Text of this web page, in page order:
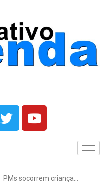
PMs socorrem criança…